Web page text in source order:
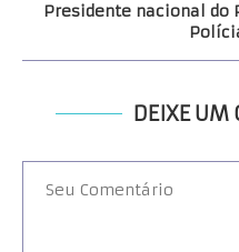
Presidente nacional do
DEIXE UM